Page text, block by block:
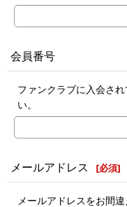
会員番号
ファンクラブに入会さ
い。
メールアドレス [必須]
メールアドレスをお間